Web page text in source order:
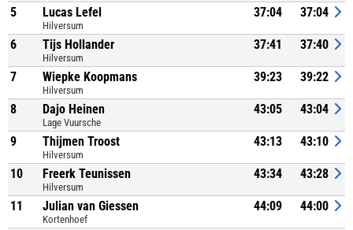
5 Lucas Lefel
Hilversum
37:04 37:04
6 Tijs Hollander
Hilversum
37:41 37:40
7 Wiepke Koopmans
Hilversum
39:23 39:22
8 Dajo Heinen
Lage Vuursche
43:05 43:04
9 Thijmen Troost
Hilversum
43:13 43:10
10 Freerk Teunissen
Hilversum
43:34 43:28
11 Julian van Giessen
Kortenhoef
44:09 44:00